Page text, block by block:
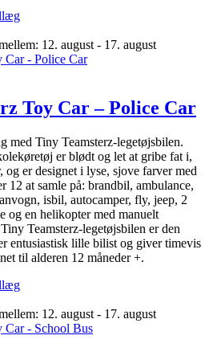
12. august - 17. august
Toy Car – Police Car
med Tiny Teamsterz-legetøjsbilen.
er blødt og let at gribe fat i,
er designet i lyse, sjove farver med
12 at samle på: brandbil, ambulance,
isbil, autocamper, fly, jeep, 2
og en helikopter med manuelt
Teamsterz-legetøjsbilen er den
entusiastisk lille bilist og giver timevis
til alderen 12 måneder +.
12. august - 17. august